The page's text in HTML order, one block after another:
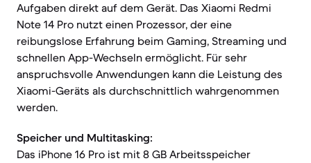
Aufgaben direkt auf dem Gerät. Das Xiaomi Redmi
Note 14 Pro nutzt einen Prozessor, der eine
reibungslose Erfahrung beim Gaming, Streaming und
schnellen App-Wechseln ermöglicht. Für sehr
anspruchsvolle Anwendungen kann die Leistung des
Xiaomi-Geräts als durchschnittlich wahrgenommen
werden.
Speicher und Multitasking:
Das iPhone 16 Pro ist mit 8 GB Arbeitsspeicher